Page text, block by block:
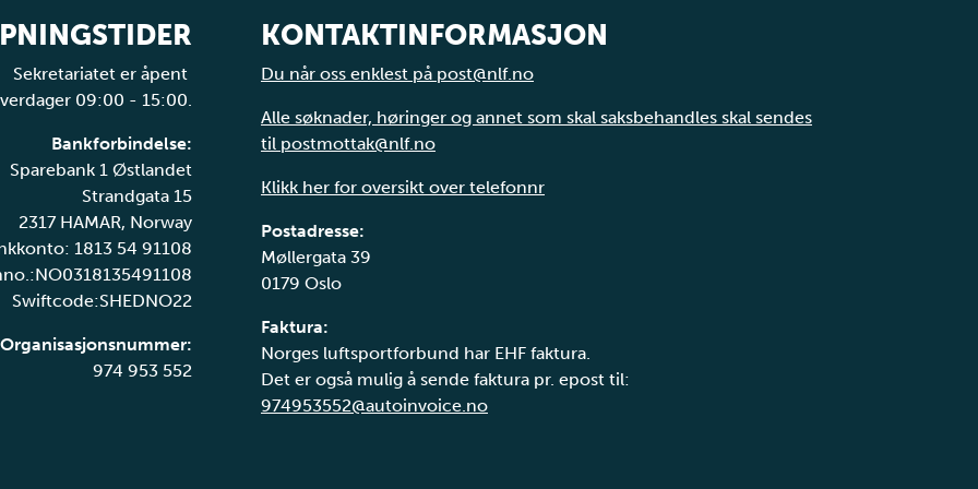
Sekretariatet er åpent
09:00 - 15:00.
Bankforbindelse:
Sparebank 1 Østlandet
Strandgata 15
2317 HAMAR, Norway
1813 54 91108
Swiftcode:SHEDNO22
Organisasjonsnummer:
974 953 552
KONTAKTINFORMASJON
Du når oss enklest på post@nlf.no
Alle søknader, høringer og annet som skal saksbehandles skal sendes
til postmottak@nlf.no
Klikk her for oversikt over telefonnr
Postadresse:
Møllergata 39
0179 Oslo
Faktura:
Norges luftsportforbund har EHF faktura.
Det er også mulig å sende faktura pr. epost til:
974953552@autoinvoice.no